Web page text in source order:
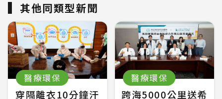
其他同類型新聞
醫療環保
穿隔離衣10分鐘汗
醫療環保
跨海5000公里送希